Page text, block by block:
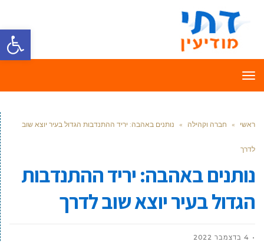
פתח
תפריט
ראשי » חברה וקהילה » נותנים באהבה: יריד ההתנדבות הגדול בעיר יוצא שוב
לדרך
נותנים באהבה: יריד ההתנדבות
הגדול בעיר יוצא שוב לדרך
4 בדצמבר 2022